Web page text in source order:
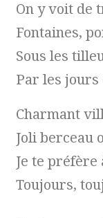
On y voit de
Fontaines,
Sous les
Par les jours
Charmant
Joli berceau
Je te préfère
Toujours,